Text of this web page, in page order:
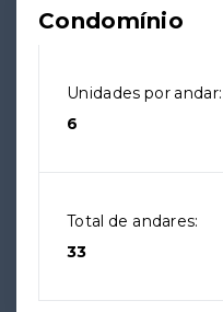
Condomínio
Unidades por andar:
6
Total de andares:
33